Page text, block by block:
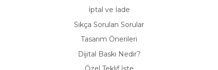
İptal ve İade
Sıkça Sorulan Sorular
Tasarım Önerileri
Dijital Baskı Nedir?